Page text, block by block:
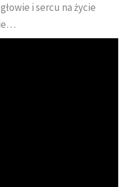
i sercu na życie